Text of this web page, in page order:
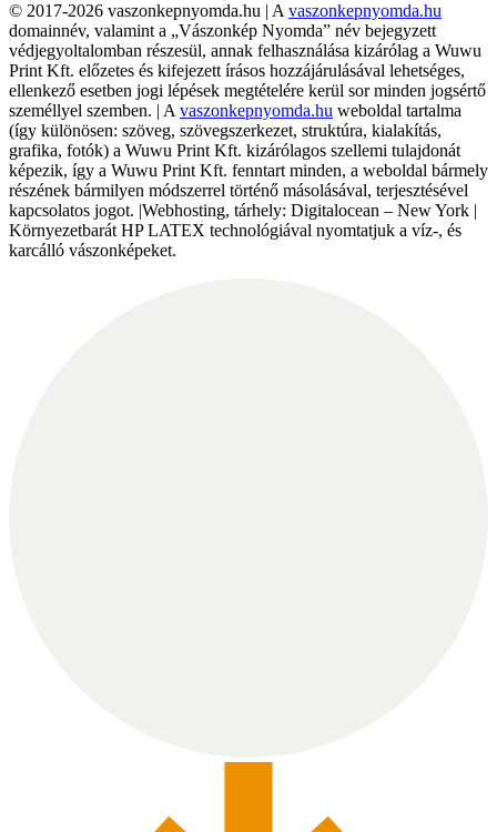
© 2017-2026 vaszonkepnyomda.hu | A vaszonkepnyomda.hu
domainnév, valamint a „Vászonkép Nyomda” név bejegyzett
védjegyoltalomban részesül, annak felhasználása kizárólag a Wuwu
Print Kft. előzetes és kifejezett írásos hozzájárulásával lehetséges,
ellenkező esetben jogi lépések megtételére kerül sor minden jogsértő
személlyel szemben. | A vaszonkepnyomda.hu weboldal tartalma
(így különösen: szöveg, szövegszerkezet, struktúra, kialakítás,
grafika, fotók) a Wuwu Print Kft. kizárólagos szellemi tulajdonát
képezik, így a Wuwu Print Kft. fenntart minden, a weboldal bármely
részének bármilyen módszerrel történő másolásával, terjesztésével
kapcsolatos jogot. |Webhosting, tárhely: Digitalocean – New York |
Környezetbarát HP LATEX technológiával nyomtatjuk a víz-, és
karcálló vászonképeket.